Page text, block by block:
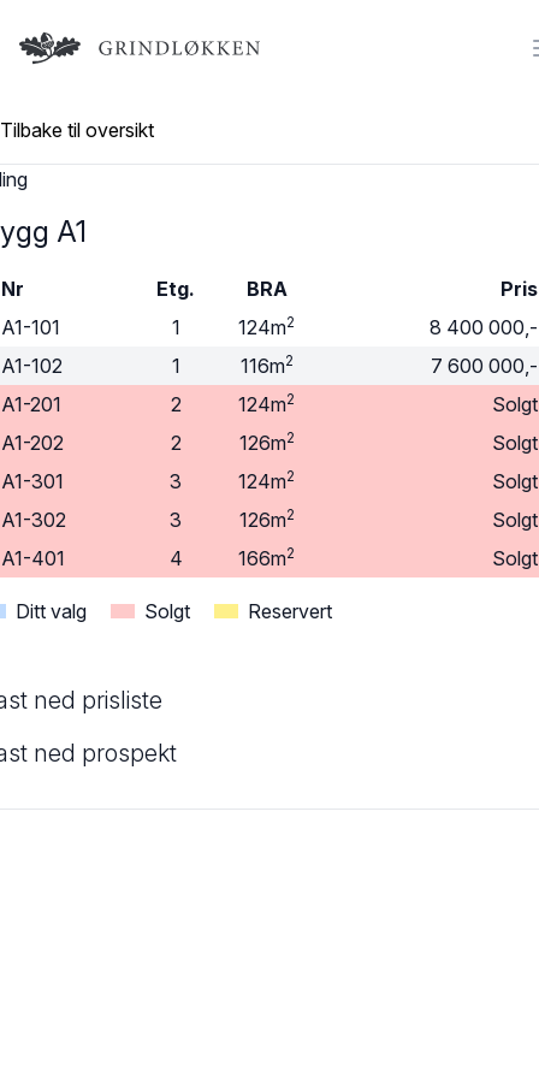
Logo
A1
Nr Etg. BRA
Pris
A1-101
1 124m2
8 400 000,-
A1-102
1 116m2
7 600 000,-
A1-201
2 124m2
Solgt
A1-202
2 126m2
Solgt
A1-301
3 124m2
Solgt
A1-302
3 126m2
Solgt
A1-401
4 166m2 Solgt
Ditt valg Solgt Reservert
ned prisliste
ned prospekt
Tilbake til oversikt